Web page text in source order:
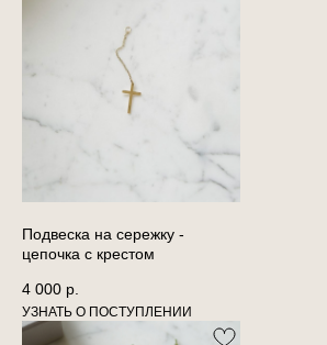
Подвеска на сережку -
цепочка с крестом
4 000 р.